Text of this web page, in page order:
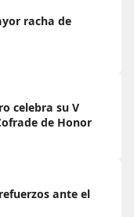
racha de
celebra su V
de Honor
ante el